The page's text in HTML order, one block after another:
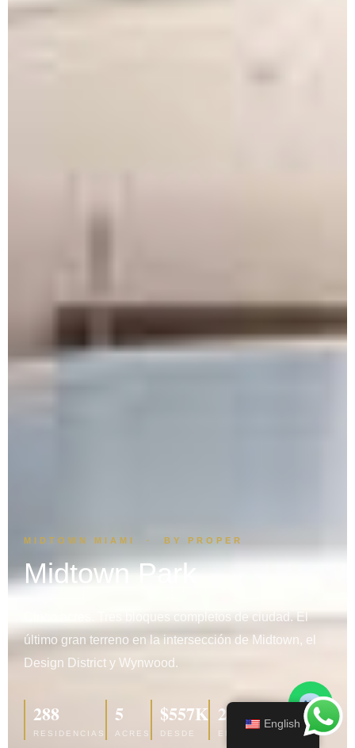
MIDTOWN MIAMI · BY PROPER
Midtown Park
Cinco acres. Tres bloques completos de ciudad. El
último gran terreno en la intersección de Midtown, el
Design District y Wynwood.
288
RESIDENCIAS
5
ACRES
$557K
DESDE
2029
ENTREGA
English